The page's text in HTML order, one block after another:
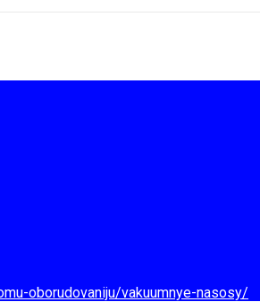
oborudovaniju/vakuumnye-nasosy/